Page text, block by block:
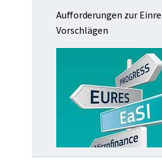
Aufforderungen zur
Vorschlägen